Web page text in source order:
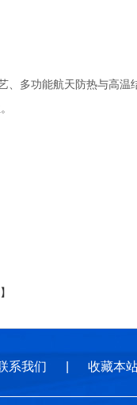
多功能航天防热与高温
系我们 收藏本